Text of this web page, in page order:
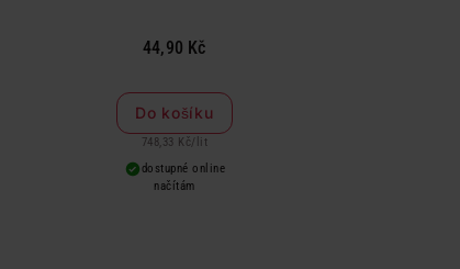
44,90 Kč
Do košíku
748,33 Kč/ lit
dostupné online
načítám